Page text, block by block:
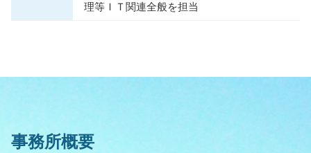
理等ＩＴ関連全般を担当
事務所概要